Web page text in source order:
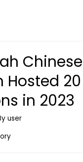
Hosted 20
in 2023
user